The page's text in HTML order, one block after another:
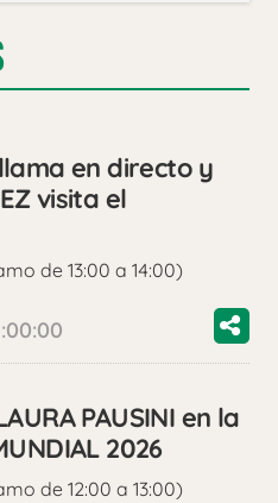
llama en directo y
visita el
de 13:00 a 14:00)
PAUSINI en la
2026
de 12:00 a 13:00)